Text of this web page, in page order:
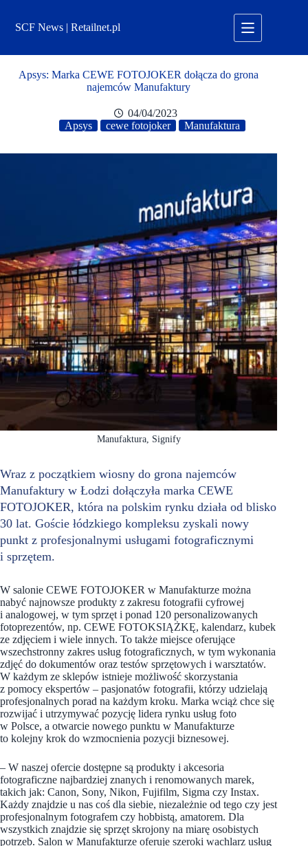
treściSCF News | Retailnet.pl
Apsys: Marka CEWE FOTOJOKER dołącza do grona
najemców Manufaktury
04/04/2023
Apsys
cewe fotojoker Manufaktura
Manufaktura, Signify
Wraz z początkiem wiosny do grona najemców
Manufaktury w Łodzi dołączyła marka CEWE
FOTOJOKER, która na polskim rynku działa od blisko
30 lat. Goście łódzkiego kompleksu zyskali nowy
punkt z profesjonalnymi usługami fotograficznymi
i sprzętem.
W salonie CEWE FOTOJOKER w Manufakturze można
nabyć najnowsze produkty z zakresu fotografii cyfrowej
i analogowej, w tym sprzęt i ponad 120 personalizowanych
fotoprezentów, np. CEWE FOTOKSIĄŻKĘ, kalendarz, kubek
ze zdjęciem i wiele innych. To także miejsce oferujące
wszechstronny zakres usług fotograficznych, w tym wykonania
zdjęć do dokumentów oraz testów sprzętowych i warsztatów.
W każdym ze sklepów istnieje możliwość skorzystania
z pomocy ekspertów – pasjonatów fotografii, którzy udzielają
profesjonalnych porad na każdym kroku. Marka wciąż chce się
rozwijać i utrzymywać pozycję lidera rynku usług foto
w Polsce, a otwarcie nowego punktu w Manufakturze
to kolejny krok do wzmocnienia pozycji biznesowej.
– W naszej ofercie dostępne są produkty i akcesoria
fotograficzne najbardziej znanych i renomowanych marek,
takich jak: Canon, Sony, Nikon, Fujifilm, Sigma czy Instax.
Każdy znajdzie u nas coś dla siebie, niezależnie od tego czy jest
profesjonalnym fotografem czy hobbistą, amatorem. Dla
wszystkich znajdzie się sprzęt skrojony na miarę osobistych
potrzeb. Salon w Manufakturze oferuje szeroki wachlarz usług